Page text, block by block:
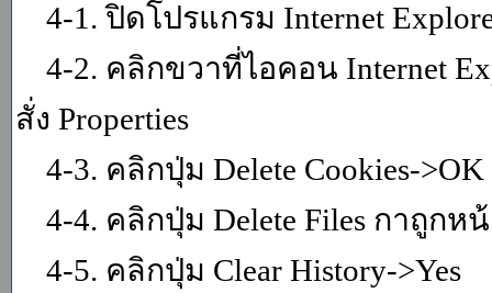
4-1. ปิดโปรแกรม Internet
4-2. คลิกขวาที่ไอคอน Internet
สั่ง Properties
4-3. คลิกปุ่ม Delete Cookies->OK
4-4. คลิกปุ่ม Delete Files กาถูกหน้
4-5. คลิกปุ่ม Clear History->Yes